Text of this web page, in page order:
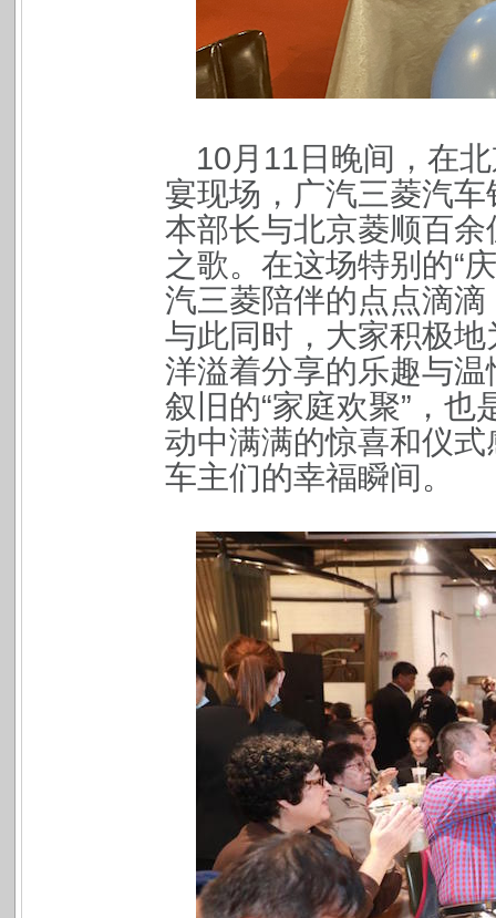
10月11日晚间，在
宴现场，广汽三菱汽
本部长与北京菱顺百
之歌。在这场特别的“
汽三菱陪伴的点点滴
与此同时，大家积极
洋溢着分享的乐趣与
叙旧的“家庭欢聚”，
动中满满的惊喜和仪
车主们的幸福瞬间。